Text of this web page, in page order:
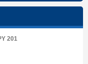
201